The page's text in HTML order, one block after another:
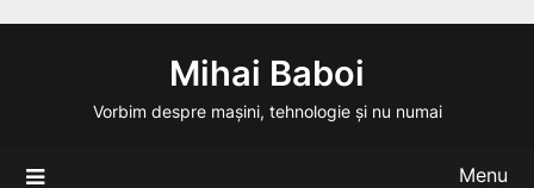
Mihai Baboi
Vorbim despre mașini, tehnologie și nu numai
Menu